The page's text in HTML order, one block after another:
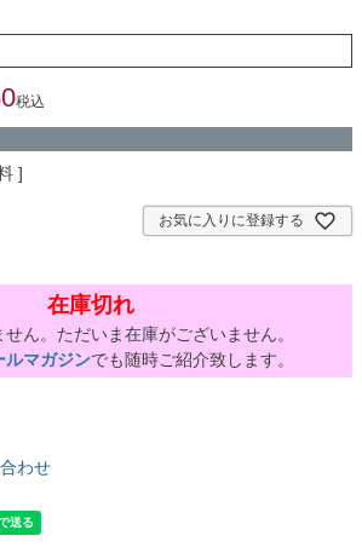
税込
お気に入りに登録する
在庫切れ
ん。ただいま在庫がございません。
ルマガジンでも随時ご紹介致します。
わせ